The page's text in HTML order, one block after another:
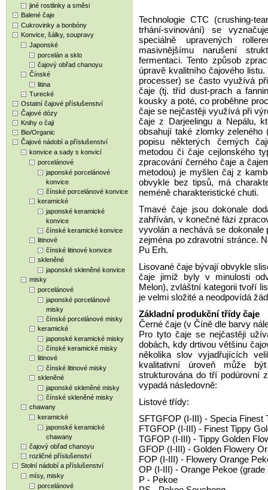
jiné rostlinky a směsi
Balené čaje
Cukrovinky a bonbóny
Konvice, šálky, soupravy
Japonské
porcelán a sklo
čajový obřad chanoyu
Čínské
litina
Turecké
Ostatní čajové příslušenství
Čajové dózy
Knihy o čaji
Bio/Organic
Čajové nádobí a příslušenství
konvice a sady s konvicí
porcelánové
japonské porcelánové
konvice
čínské porcelánové konvice
keramické
japonské keramické
konvice
čínské keramické konvice
litinové
čínské litinové konvice
skleněné
japonské skleněné konvice
misky
porcelánové
japonské porcelánové
misky
čínské porcelánové misky
keramické
japonské keramické misky
čínské keramické misky
litinové
čínské litinové misky
skleněné
japonské skleněné misky
čínské skleněné misky
chawany
keramické
japonské keramické
chawany
čajový obřad chanoyu
rozličné příslušenství
Stolní nádobí a příslušenství
mísy, misky
porcelánové
Technologie CTC (crushing-
trhání-svinování) se
speciálně upravených
masivnějšímu narušení
fermentaci. Tento způsob
úpravě kvalitního čajového listu.
processer) se často využívá
čaje (tj. tříd dust-prach a
kousky a poté, co proběhne
čaje se nejčastěji využívá při
čaje z Darjeelingu a Nepálu,
obsahují také zlomky zeleného
popisu některých černých
metodou či čaje cejlonského
zpracování černého čaje a
metodou) je myšlen čaj z
obvykle bez tipsů, má
neméně charakteristické chuti.
Tmavé čaje jsou dokonale
zahříván, v konečné fázi
vyvolán a nechává se dokonale
zejména po zdravotní stránce.
Pu Erh.
Lisované čaje bývají obvykle
čaje jimiž byly v minulosti
Melon), zvláštní kategorii tvoří
je velmi složité a neodpovídá
Základní produkční třídy čaje
Černé čaje (v Číně dle barvy
Pro tyto čaje se nejčastěji
dobách, kdy drtivou většinu
několika slov vyjadřujících
kvalitativní úroveň může
strukturována do tří podúrovní
vypadá následovně:
Listové třídy:
SFTGFOP (I-III) - Specia Finest
FTGFOP (I-III) - Finest Tippy
TGFOP (I-III) - Tippy Golden
GFOP (I-III) - Golden Flowery
FOP (I-III) - Flowery Orange
OP (I-III) - Orange Pekoe (grade
P - Pekoe